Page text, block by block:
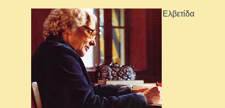
Ελβετίδα